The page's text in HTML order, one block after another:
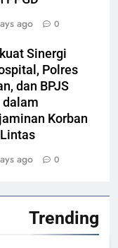
ago 0
Sinergi
Polres
dan BPJS
dalam
Korban
ago 0
Trending